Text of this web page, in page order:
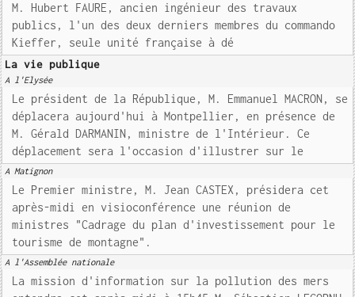
M. Hubert FAURE, ancien ingénieur des travaux
publics, l'un des deux derniers membres du commando
Kieffer, seule unité française à dé
La vie publique
A l'Elysée
Le président de la République, M. Emmanuel MACRON, se
déplacera aujourd'hui à Montpellier, en présence de
M. Gérald DARMANIN, ministre de l'Intérieur. Ce
déplacement sera l'occasion d'illustrer sur le
A Matignon
Le Premier ministre, M. Jean CASTEX, présidera cet
après-midi en visioconférence une réunion de
ministres "Cadrage du plan d'investissement pour le
tourisme de montagne".
A l'Assemblée nationale
La mission d'information sur la pollution des mers